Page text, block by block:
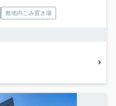
敷地内ごみ置き場